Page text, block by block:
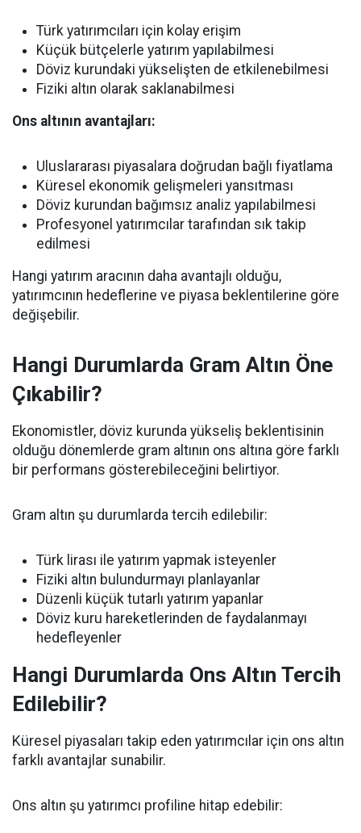
Türk yatırımcıları için kolay erişim
Küçük bütçelerle yatırım yapılabilmesi
Döviz kurundaki yükselişten de etkilenebilmesi
Fiziki altın olarak saklanabilmesi
Ons altının avantajları:
Uluslararası piyasalara doğrudan bağlı fiyatlama
Küresel ekonomik gelişmeleri yansıtması
Döviz kurundan bağımsız analiz yapılabilmesi
Profesyonel yatırımcılar tarafından sık takip
edilmesi
Hangi yatırım aracının daha avantajlı olduğu,
yatırımcının hedeflerine ve piyasa beklentilerine göre
değişebilir.
Hangi Durumlarda Gram Altın Öne
Çıkabilir?
Ekonomistler, döviz kurunda yükseliş beklentisinin
olduğu dönemlerde gram altının ons altına göre farklı
bir performans gösterebileceğini belirtiyor.
Gram altın şu durumlarda tercih edilebilir:
Türk lirası ile yatırım yapmak isteyenler
Fiziki altın bulundurmayı planlayanlar
Düzenli küçük tutarlı yatırım yapanlar
Döviz kuru hareketlerinden de faydalanmayı
hedefleyenler
Hangi Durumlarda Ons Altın Tercih
Edilebilir?
Küresel piyasaları takip eden yatırımcılar için ons altın
farklı avantajlar sunabilir.
Ons altın şu yatırımcı profiline hitap edebilir: